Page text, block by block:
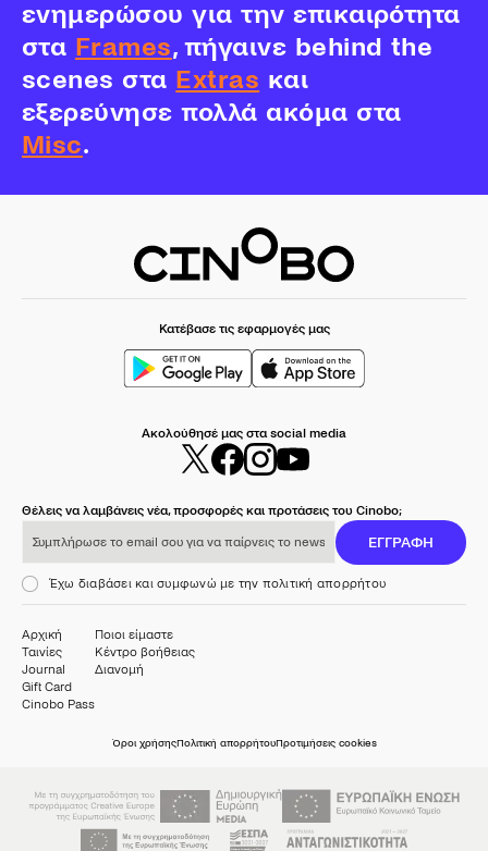
ενημερώσου για την επικαιρότητα
στα Frames, πήγαινε behind the
scenes στα Extras και
εξερεύνησε πολλά ακόμα στα
Misc.
Κατέβασε τις εφαρμογές μας
Ακολούθησέ μας στα social media
Θέλεις να λαμβάνεις νέα, προσφορές και προτάσεις του Cinobo;
ΕΓΓΡΑΦΗ
Έχω διαβάσει και συμφωνώ με την πολιτική απορρήτου
Αρχική
Ταινίες
Journal
Gift Card
Cinobo Pass
Ποιοι είμαστε
Κέντρο βοήθειας
Διανομή
Όροι χρήσηςΠολιτική απορρήτουΠροτιμήσεις cookies